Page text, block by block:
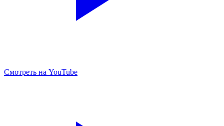
Смотреть на YouTube